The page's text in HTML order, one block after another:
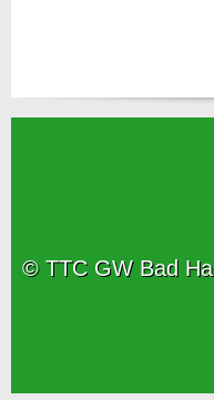
© TTC GW Bad